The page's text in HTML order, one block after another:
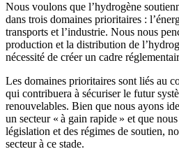
Nous voulons que l’hydrogène
dans trois domaines prioritaires :
transports et l’industrie. Nous nous
production et la distribution de
nécessité de créer un cadre
Les domaines prioritaires sont liés au
qui contribuera à sécuriser le futur
renouvelables. Bien que nous ayons
un secteur « à gain rapide » et que
législation et des régimes de soutien,
secteur à ce stade.